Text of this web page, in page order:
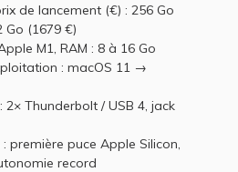
de lancement (€) : 256 Go
Go (1679 €)
M1, RAM : 8 à 16 Go
: macOS 11 →
2× Thunderbolt / USB 4, jack
première puce Apple Silicon,
record